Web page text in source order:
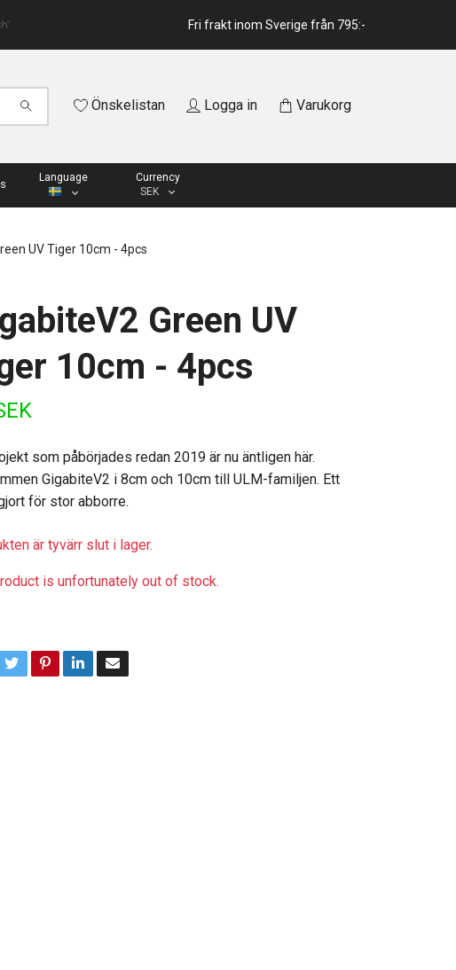
Fri frakt inom Sverige från 795:-
Önskelistan Logga in Varukorg
Language
Currency
SEK
UV Tiger 10cm - 4pcs
Green UV
10cm - 4pcs
som påbörjades redan 2019 är nu äntligen här.
GigabiteV2 i 8cm och 10cm till ULM-familjen. Ett
för stor abborre.
är tyvärr slut i lager.
is unfortunately out of stock.